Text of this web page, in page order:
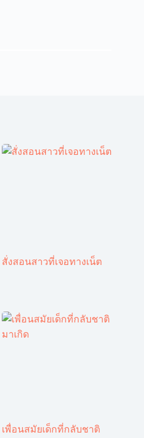
สั่งสอนสาวที่เจอทางเน็ต
เพื่อนสมัยเด็กที่กลับชาติ